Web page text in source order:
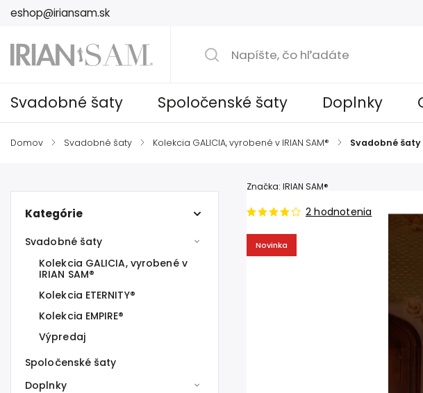
eshop@iriansam.sk
Svadobné šaty Spoločenské šaty Doplnky
Domov / Svadobné šaty / Kolekcia GALICIA, vyrobené v IRIAN SAM® / Svadobné šaty
Kategórie
Svadobné šaty
Kolekcia GALICIA, vyrobené v
IRIAN SAM®
Kolekcia ETERNITY®
Kolekcia EMPIRE®
Výpredaj
Spoločenské šaty
Doplnky
Novinka
2 hodnotenia
Značka: IRIAN SAM®